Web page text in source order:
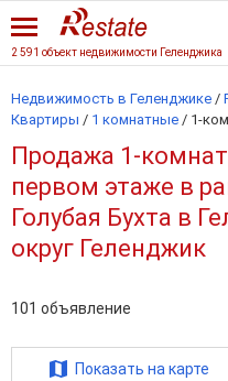
2 591 объект недвижимости Геленджика
Недвижимость в Геленджике /
Квартиры / 1 комнатные / 1-
Продажа 1-
первом этаже в
Голубая Бухта в
округ Геленджик
101 объявление
Показать на карте